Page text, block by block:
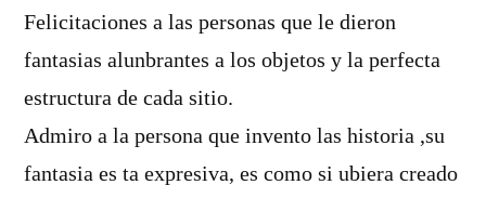
Felicitaciones a las personas que le dieron
fantasias alunbrantes a los objetos y la perfecta
estructura de cada sitio.
Admiro a la persona que invento las historia ,su
fantasia es ta expresiva, es como si ubiera creado